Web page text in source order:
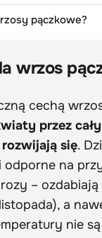
pączkowe?
wrzos
cechą
przez
się.
odporne na
–
a
nie